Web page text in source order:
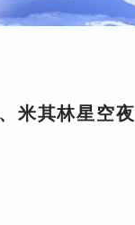
米其林星空夜